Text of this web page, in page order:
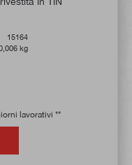
15164
kg
lavorativi **